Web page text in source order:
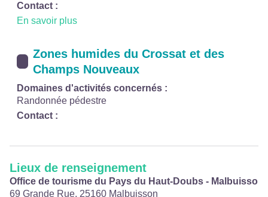
Contact :
En savoir plus
Zones humides du Crossat et des
Champs Nouveaux
Domaines d'activités concernés :
Randonnée pédestre
Contact :
Lieux de renseignement
Office de tourisme du Pays du Haut-Doubs - Malbuisson
69 Grande Rue, 25160 Malbuisson